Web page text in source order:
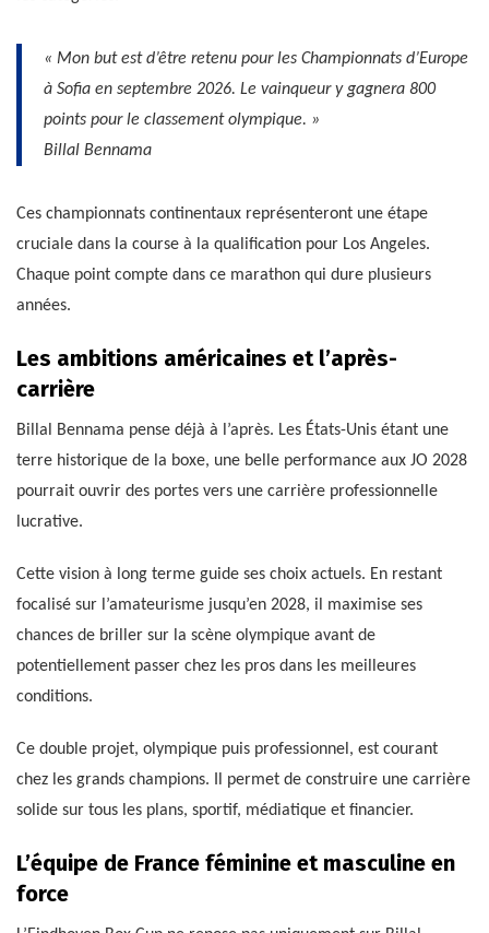
« Mon but est d’être retenu pour les Championnats d’Europe
à Sofia en septembre 2026. Le vainqueur y gagnera 800
points pour le classement olympique. »
Billal Bennama
Ces championnats continentaux représenteront une étape
cruciale dans la course à la qualification pour Los Angeles.
Chaque point compte dans ce marathon qui dure plusieurs
années.
Les ambitions américaines et l’après-
carrière
Billal Bennama pense déjà à l’après. Les États-Unis étant une
terre historique de la boxe, une belle performance aux JO 2028
pourrait ouvrir des portes vers une carrière professionnelle
lucrative.
Cette vision à long terme guide ses choix actuels. En restant
focalisé sur l’amateurisme jusqu’en 2028, il maximise ses
chances de briller sur la scène olympique avant de
potentiellement passer chez les pros dans les meilleures
conditions.
Ce double projet, olympique puis professionnel, est courant
chez les grands champions. Il permet de construire une carrière
solide sur tous les plans, sportif, médiatique et financier.
L’équipe de France féminine et masculine en
force